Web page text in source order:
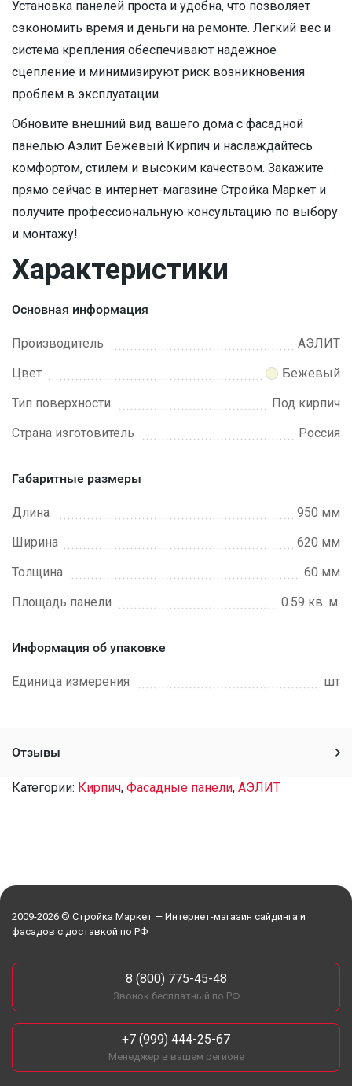
Установка панелей проста и удобна, что позволяет
сэкономить время и деньги на ремонте. Легкий вес и
система крепления обеспечивают надежное
сцепление и минимизируют риск возникновения
проблем в эксплуатации.
Обновите внешний вид вашего дома с фасадной
панелью Аэлит Бежевый Кирпич и наслаждайтесь
комфортом, стилем и высоким качеством. Закажите
прямо сейчас в интернет-магазине Стройка Маркет и
получите профессиональную консультацию по выбору
и монтажу!
Характеристики
Основная информация
Производитель
АЭЛИТ
Цвет
Бежевый
Тип поверхности
Под кирпич
Страна изготовитель
Россия
Габаритные размеры
Длина
950 мм
Ширина
620 мм
Толщина
60 мм
Площадь панели
0.59 кв. м.
Информация об упаковке
Единица измерения шт
Отзывы
Категории: Кирпич, Фасадные панели, АЭЛИТ
2009-2026 © Стройка Маркет — Интернет-магазин сайдинга и
фасадов с доставкой по РФ
8 (800) 775-45-48
Звонок бесплатный по РФ
+7 (999) 444-25-67
Менеджер в вашем регионе